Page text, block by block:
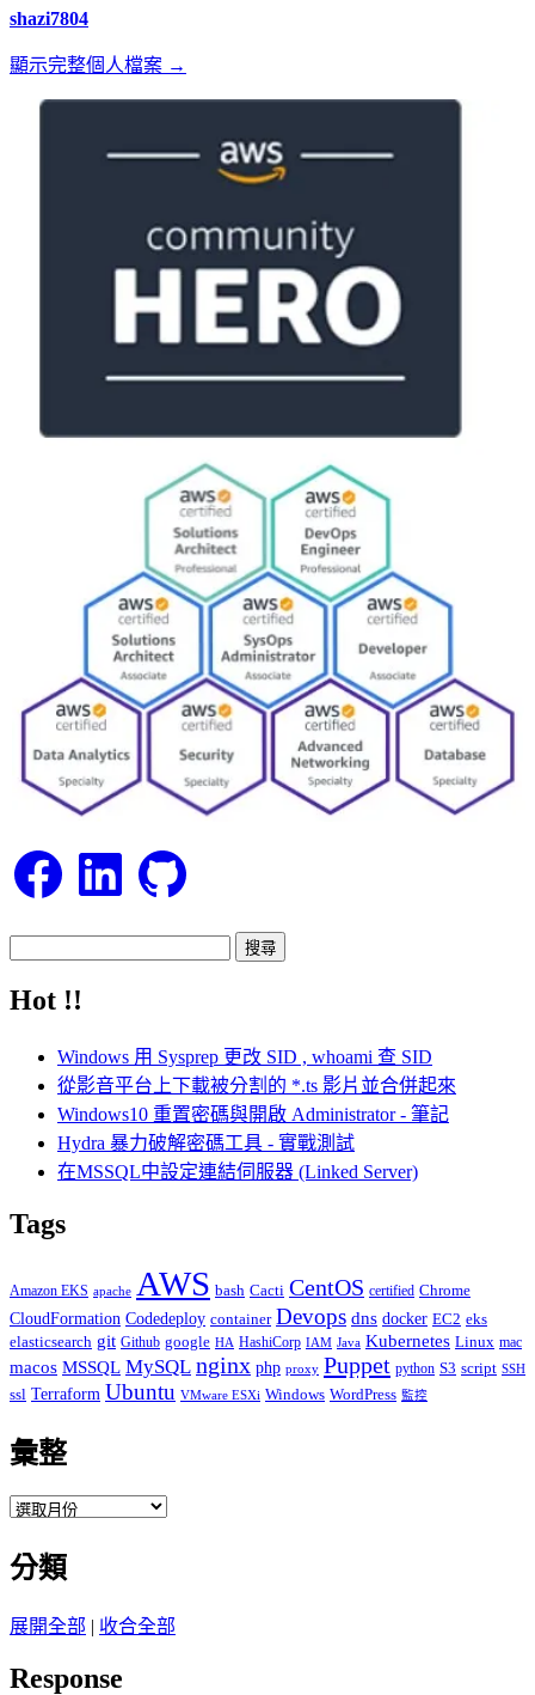
shazi7804
顯示完整個人檔案 →
FacebookLinkedIn GitHub
關
Hot !!
Windows 用 Sysprep 更改 SID , whoami 查 SID
從影音平台上下載被分割的 *.ts 影片並合併起來
Windows10 重置密碼與開啟 Administrator - 筆記
Hydra 暴力破解密碼工具 - 實戰測試
在MSSQL中設定連結伺服器 (Linked Server)
Tags
Amazon EKS apache AWS bash Cacti CentOS certified Chrome
CloudFormation Codedeploy container Devops dns docker EC2 eks
elasticsearch git Github google HA HashiCorp IAM Java Kubernetes Linux mac
macos MSSQL MySQL nginx php proxy Puppet python S3 script SSH
ssl Terraform Ubuntu VMware ESXi Windows WordPress 監控
彙整
彙
分類
展開全部 | 收合全部
Response